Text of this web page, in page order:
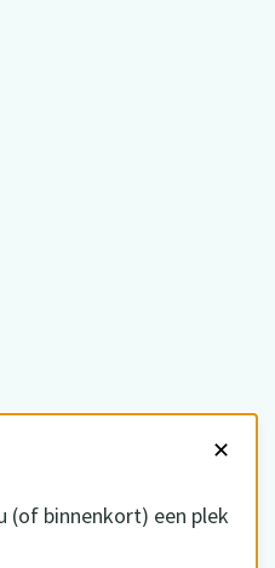
✕
(of binnenkort) een plek